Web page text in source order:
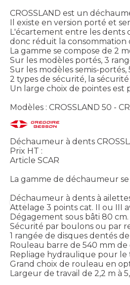
CROSSLAND est un
Il existe en version porté et
L'écartement entre les dents
donc réduit la consommation
La gamme se compose de 2
Sur les modèles portés, 3
Sur les modèles semis-
2 types de sécurité, la
Un large choix de pointes est
Modèles : CROSSLAND 50 -
Déchaumeur à dents
Prix HT :
Article SCAR
La gamme de déchaumeur
Déchaumeur à dents à
Attelage 3 points cat. II ou III
Dégagement sous bâti 80 cm.
Sécurité par boulons ou par
1 rangée de disques dentés
Rouleau barre de 540 mm de
Repliage hydraulique pour le
Grand choix de rouleau en
Largeur de travail de 2,2 m à